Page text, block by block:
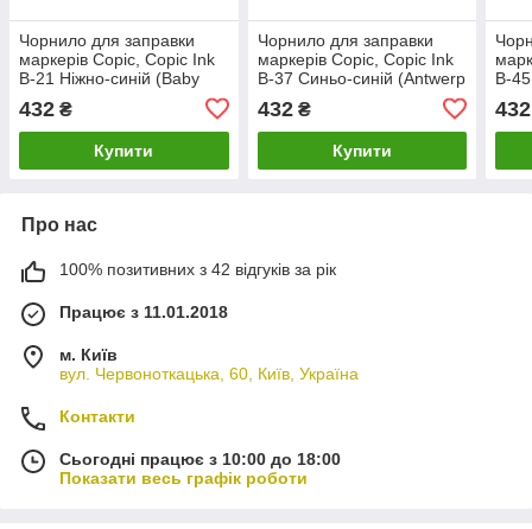
Чорнило для заправки
маркерів Copic, Copic Ink
B-21 Ніжно-синій (Baby
432 ₴
Купити
Чорнило для заправки
маркерів Copic, Copic Ink
B-37 Синьо-синій (Antwerp
432₴
Купити
B-
432
Про нас
100% позитивних з 42 відгуків за рік
Працює з 11.01.2018
м. Київ
вул. Червоноткацька, 60, Київ, Україна
Контакти
Сьогодні працює з 10:00 до 18:00
Показати весь графік роботи